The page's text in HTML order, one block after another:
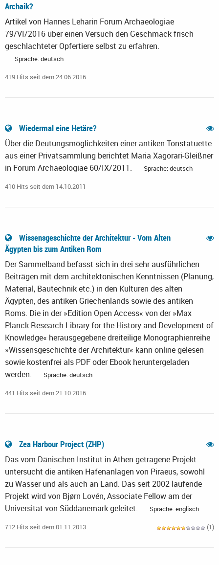
Archaik?
Artikel von Hannes Leharin Forum Archaeologiae
79/VI/2016 über einen Versuch den Geschmack frisch
geschlachteter Opfertiere selbst zu erfahren.
Sprache: deutsch
419 Hits seit dem 24.06.2016
Wiedermal eine Hetäre?
Über die Deutungsmöglichkeiten einer antiken Tonstatuette
aus einer Privatsammlung berichtet Maria Xagorari-Gleißner
in Forum Archaeologiae 60/IX/2011.
Sprache: deutsch
410 Hits seit dem 14.10.2011
Wissensgeschichte der Architektur - Vom Alten
Ägypten bis zum Antiken Rom
Der Sammelband befasst sich in drei sehr ausführlichen
Beiträgen mit dem architektonischen Kenntnissen (Planung,
Material, Bautechnik etc.) in den Kulturen des alten
Ägypten, des antiken Griechenlands sowie des antiken
Roms. Die in der »Edition Open Access« von der »Max
Planck Research Library for the History and Development of
Knowledge« herausgegebene dreiteilige Monographienreihe
»Wissensgeschichte der Architektur« kann online gelesen
sowie kostenfrei als PDF oder Ebook heruntergeladen
werden.
Sprache: deutsch
441 Hits seit dem 21.10.2016
Zea Harbour Project (ZHP)
Das vom Dänischen Institut in Athen getragene Projekt
untersucht die antiken Hafenanlagen von Piraeus, sowohl
zu Wasser und als auch an Land. Das seit 2002 laufende
Projekt wird von Bjørn Lovén, Associate Fellow am der
Universität von Süddänemark geleitet.
Sprache: englisch
712 Hits seit dem 01.11.2013 (1)